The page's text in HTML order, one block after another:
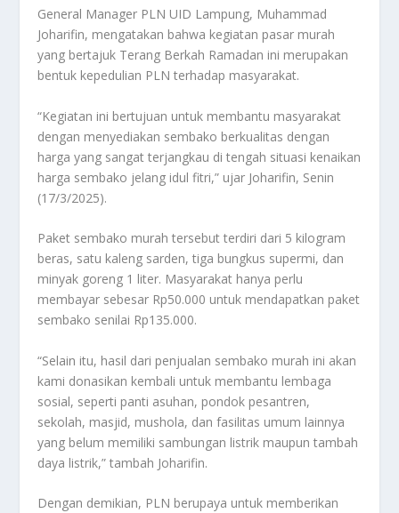
General Manager PLN UID Lampung, Muhammad
Joharifin, mengatakan bahwa kegiatan pasar murah
yang bertajuk Terang Berkah Ramadan ini merupakan
bentuk kepedulian PLN terhadap masyarakat.
“Kegiatan ini bertujuan untuk membantu masyarakat
dengan menyediakan sembako berkualitas dengan
harga yang sangat terjangkau di tengah situasi kenaikan
harga sembako jelang idul fitri,” ujar Joharifin, Senin
(17/3/2025).
Paket sembako murah tersebut terdiri dari 5 kilogram
beras, satu kaleng sarden, tiga bungkus supermi, dan
minyak goreng 1 liter. Masyarakat hanya perlu
membayar sebesar Rp50.000 untuk mendapatkan paket
sembako senilai Rp135.000.
“Selain itu, hasil dari penjualan sembako murah ini akan
kami donasikan kembali untuk membantu lembaga
sosial, seperti panti asuhan, pondok pesantren,
sekolah, masjid, mushola, dan fasilitas umum lainnya
yang belum memiliki sambungan listrik maupun tambah
daya listrik,” tambah Joharifin.
Dengan demikian, PLN berupaya untuk memberikan